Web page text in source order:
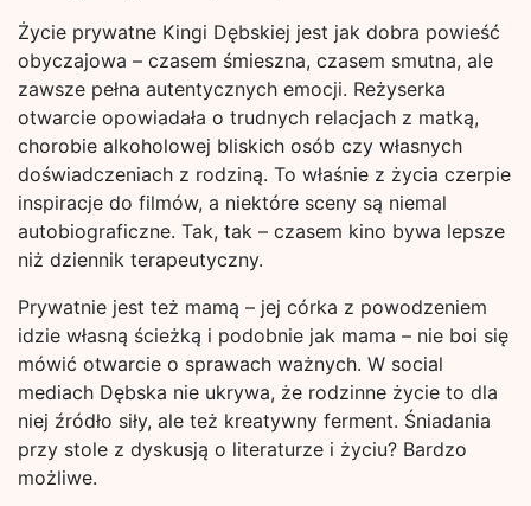
Życie prywatne Kingi Dębskiej jest jak dobra powieść
obyczajowa – czasem śmieszna, czasem smutna, ale
zawsze pełna autentycznych emocji. Reżyserka
otwarcie opowiadała o trudnych relacjach z matką,
chorobie alkoholowej bliskich osób czy własnych
doświadczeniach z rodziną. To właśnie z życia czerpie
inspiracje do filmów, a niektóre sceny są niemal
autobiograficzne. Tak, tak – czasem kino bywa lepsze
niż dziennik terapeutyczny.
Prywatnie jest też mamą – jej córka z powodzeniem
idzie własną ścieżką i podobnie jak mama – nie boi się
mówić otwarcie o sprawach ważnych. W social
mediach Dębska nie ukrywa, że rodzinne życie to dla
niej źródło siły, ale też kreatywny ferment. Śniadania
przy stole z dyskusją o literaturze i życiu? Bardzo
możliwe.